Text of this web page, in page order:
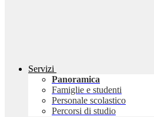
Servizi
Panoramica
Famiglie e studenti
Personale scolastico
Percorsi di studio